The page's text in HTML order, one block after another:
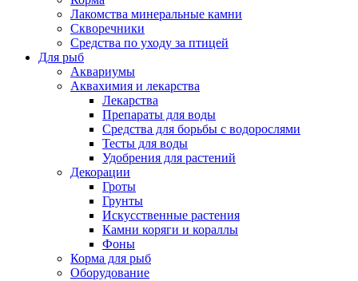
Лакомства минеральные камни
Скворечники
Средства по уходу за птицей
Для рыб
Аквариумы
Аквахимия и лекарства
Лекарства
Препараты для воды
Средства для борьбы с водорослями
Тесты для воды
Удобрения для растений
Декорации
Гроты
Грунты
Искусственные растения
Камни коряги и кораллы
Фоны
Корма для рыб
Оборудование